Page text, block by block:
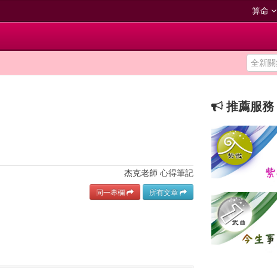
算命
杰克老師 心得筆記
同一專欄 所有文章
推薦服務